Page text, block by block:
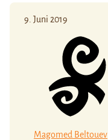
9. Juni 2019
Magomed Beltouev